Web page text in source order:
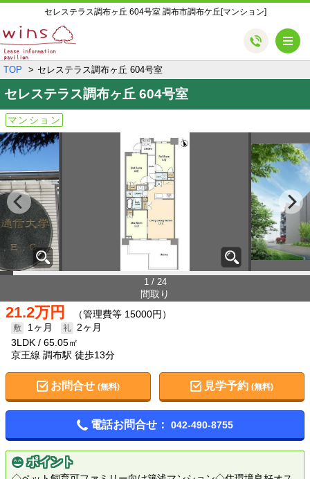
セレステラス調布ヶ丘 604号室 調布市調布ケ丘[マンション]
TOP セレステラス調布ヶ丘 604号室
セレステラス調布ヶ丘 604号室
マンション
1 / 24
間取り
21.2万円 （管理費等 15000円）
1ヶ月
2ヶ月
3LDK
65.05㎡
京王線 調布駅 徒歩13分
お問合せ (無料) 見学予約(無料)
電話お問合せ： 042-490-8755
ポイント